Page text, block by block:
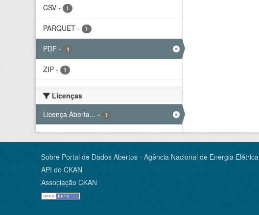
CSV - 1
PARQUET - 1
PDF - 1
ZIP - 1
Licenças
Licença Aberta... - 1
Sobre Portal de Dados Abertos - Agência Nacional de Energia Elétrica
API do CKAN
Associação CKAN